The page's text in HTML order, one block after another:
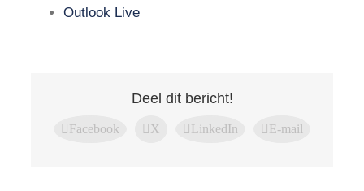
Outlook Live
Deel dit bericht!
Facebook X LinkedIn E-mail